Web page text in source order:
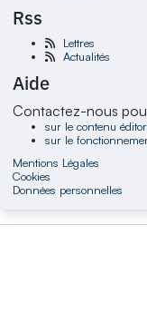
Rss
Lettres
Actualités
Aide
Contactez-nous
sur le contenu
sur le
Mentions Légales
Cookies
Données personnelles